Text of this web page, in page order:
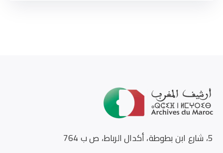
5، شارع ابن بطوطة، أكدال الرباط، ص ب 764